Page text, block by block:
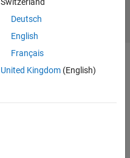
Deutsch
English
Français
United Kingdom(English)